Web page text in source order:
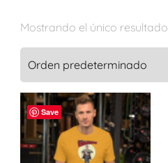
Mostrando el único resultado
Save